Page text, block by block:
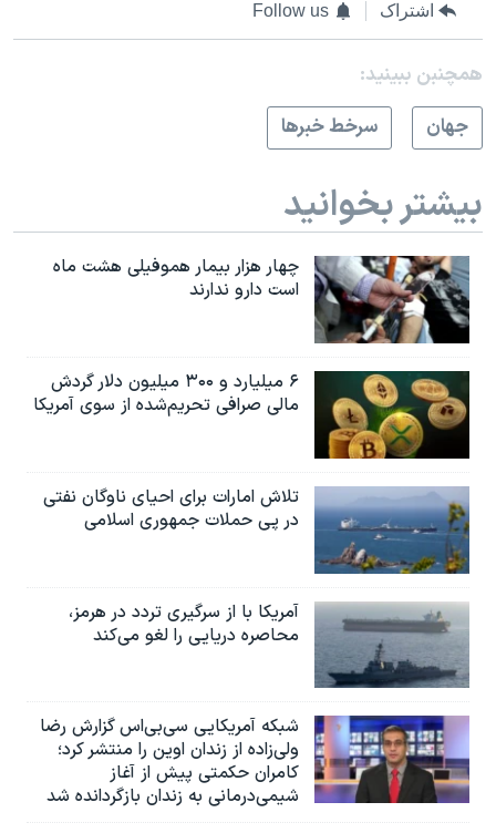
اشتراک Follow us
همچنبن ببینید:
جهان
سرخط خبرها
بیشتر بخوانید
چهار هزار بیمار هموفیلی هشت ماه
است دارو ندارند
۶ میلیارد و ۳۰۰ میلیون دلار گردش
مالی صرافی تحریم‌شده از سوی آمریکا
تلاش امارات برای احیای ناوگان نفتی
در پی حملات جمهوری اسلامی
آمریکا با از سرگیری تردد در هرمز،
محاصره دریایی را لغو می‌کند
شبکه آمریکایی سی‌بی‌‌اس گزارش رضا
ولی‌زاده از زندان اوین را منتشر کرد؛
کامران حکمتی پیش از آغاز
شیمی‌درمانی به زندان بازگردانده شد